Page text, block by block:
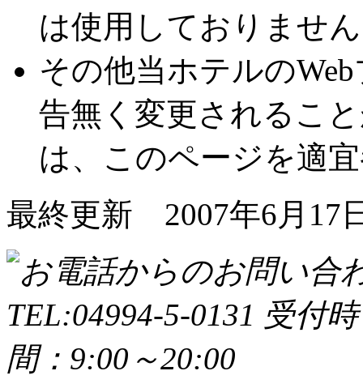
は使用しておりませ
その他当ホテルの
告無く変更されるこ
は、このページを適
最終更新 2007年6月17